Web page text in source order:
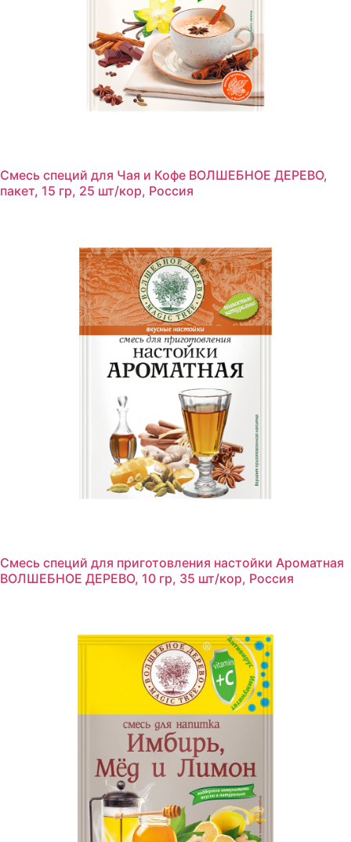
Смесь специй для Чая и Кофе ВОЛШЕБНОЕ ДЕРЕВО,
пакет, 15 гр, 25 шт/кор, Россия
Смесь специй для приготовления настойки Ароматная
ВОЛШЕБНОЕ ДЕРЕВО, 10 гр, 35 шт/кор, Россия